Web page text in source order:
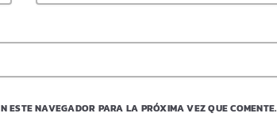
ESTE NAVEGADOR PARA LA PRÓXIMA VEZ QUE COMENTE.